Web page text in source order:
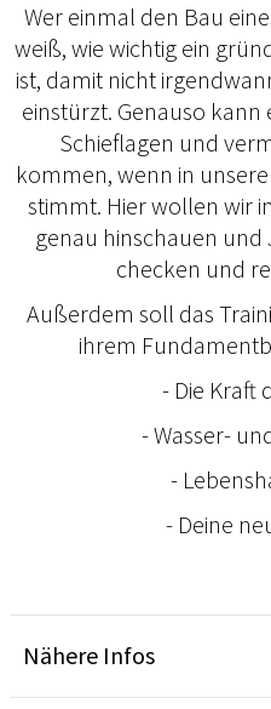
Wer einmal den Bau
weiß, wie wichtig ein
ist, damit nicht
einstürzt. Genauso kann
Schieflagen und
kommen, wenn in
stimmt. Hier wollen wir
genau hinschauen
checken und
Außerdem soll das
ihrem
- Die Kraft
- Wasser-
-
- Deine
Nähere Infos